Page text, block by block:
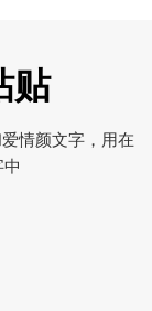
贴
情颜文字，用在